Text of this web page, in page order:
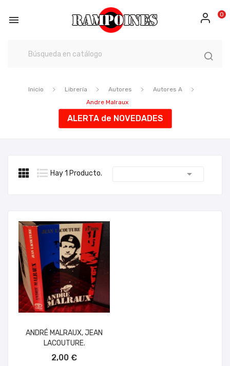
 0
Inicio Librería Autores
Autores A
Andre Malraux
ALERTA de NOVEDADES
Hay 1 Producto. 
ANDRÉ MALRAUX, JEAN
LACOUTURE.
2,00 €